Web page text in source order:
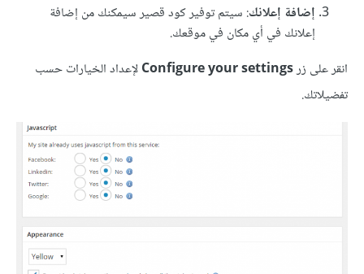
إضافة إعلانك: سيتم توفير كود قصير سيمكنك من إضافة
إعلانك في أي مكان في موقعك.
انقر على زرConfigure your settingsلإعداد الخيارات حسب
تفضيلاتك.